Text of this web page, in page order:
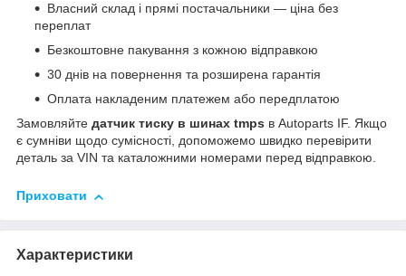
Власний склад і прямі постачальники — ціна без
переплат
Безкоштовне пакування з кожною відправкою
30 днів на повернення та розширена гарантія
Оплата накладеним платежем або передплатою
Замовляйте датчик тиску в шинах tmps в Autoparts IF. Якщо
є сумніви щодо сумісності, допоможемо швидко перевірити
деталь за VIN та каталожними номерами перед відправкою.
Приховати
Характеристики